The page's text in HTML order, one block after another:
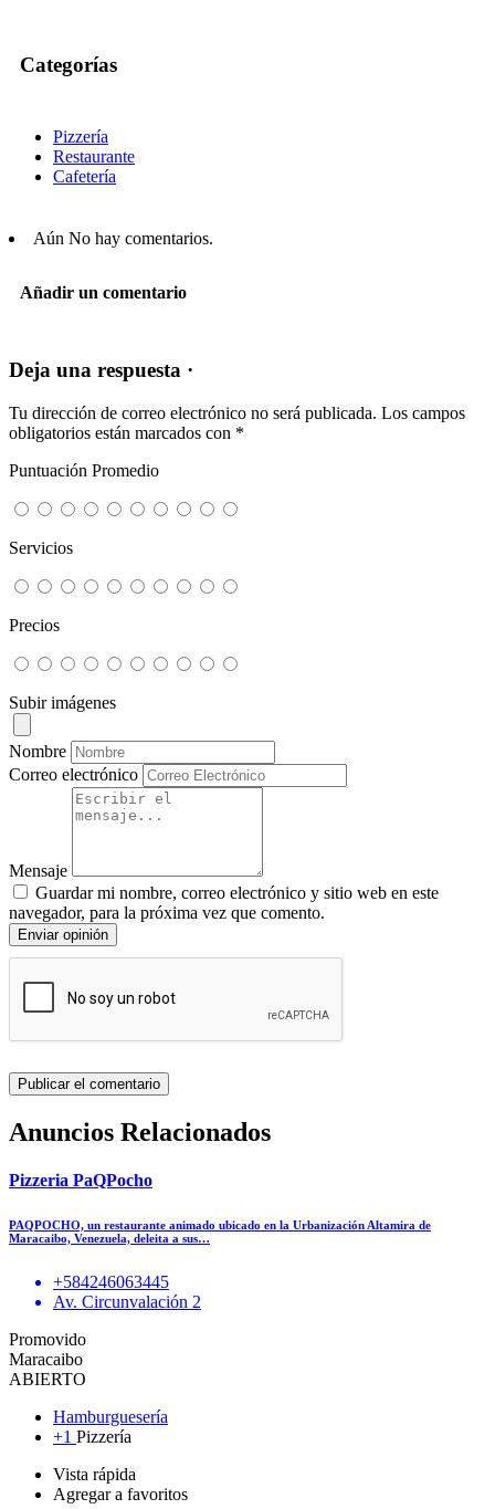
Categorías
Pizzería
Restaurante
Cafetería
Aún No hay comentarios.
Añadir un comentario
Deja una respuesta ·
Tu dirección de correo electrónico no será publicada. Los campos
obligatorios están marcados con *
Puntuación Promedio
Servicios
Precios
Subir imágenes
Nombre
Correo electrónico
Mensaje
Guardar mi nombre, correo electrónico y sitio web en este
navegador, para la próxima vez que comento.
Enviar opinión
Anuncios Relacionados
Pizzeria PaQPocho
PAQPOCHO, un restaurante animado ubicado en la Urbanización Altamira de
Maracaibo, Venezuela, deleita a sus…
+584246063445
Av. Circunvalación 2
Promovido
Maracaibo
ABIERTO
Hamburguesería
+1 Pizzería
Vista rápida
Agregar a favoritos